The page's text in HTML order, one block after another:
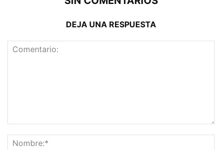
DEJA UNA RESPUESTA